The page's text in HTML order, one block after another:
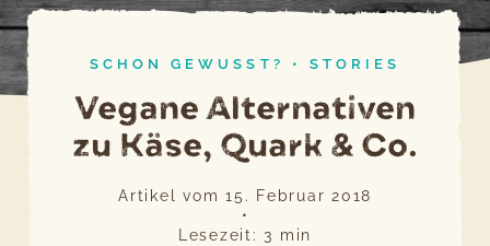
SCHON GEWUSST? • STORIES
Vegane Alternativen
zu Käse, Quark & Co.
Artikel vom 15. Februar 2018
•
Lesezeit: 3 min